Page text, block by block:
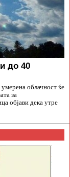
до 40
облачност ќе
за
објави дека утре